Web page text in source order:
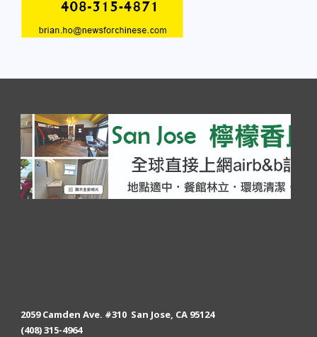
2059 Camden Ave. #310 San Jose, CA 95124
(408) 315-4964